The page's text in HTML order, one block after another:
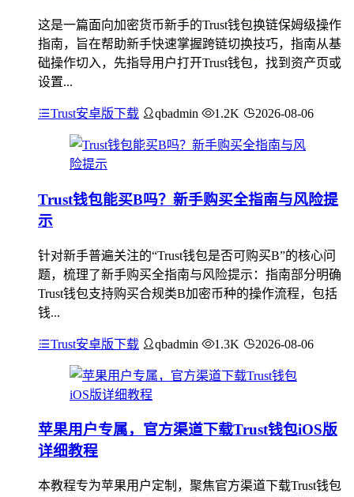
这是一篇面向加密货币新手的Trust钱包换链保姆级操作
指南，旨在帮助新手快速掌握跨链切换技巧，指南从基
础操作切入，先指导用户打开Trust钱包，找到资产页或
设置...
Trust安卓版下载 qbadmin 1.2K 2026-08-06
Trust钱包能买B吗？新手购买全指南与风险提
示
针对新手普遍关注的“Trust钱包是否可购买B”的核心问
题，梳理了新手购买全指南与风险提示：指南部分明确
Trust钱包支持购买合规类B加密币种的操作流程，包括
钱...
Trust安卓版下载 qbadmin 1.3K 2026-08-06
苹果用户专属，官方渠道下载Trust钱包iOS版
详细教程
本教程专为苹果用户定制，聚焦官方渠道下载Trust钱包